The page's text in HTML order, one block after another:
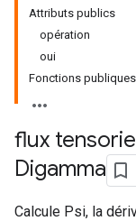
Attributs publics
opération
oui
Fonctions publiques
flux
Digamma
Calcule Psi, la